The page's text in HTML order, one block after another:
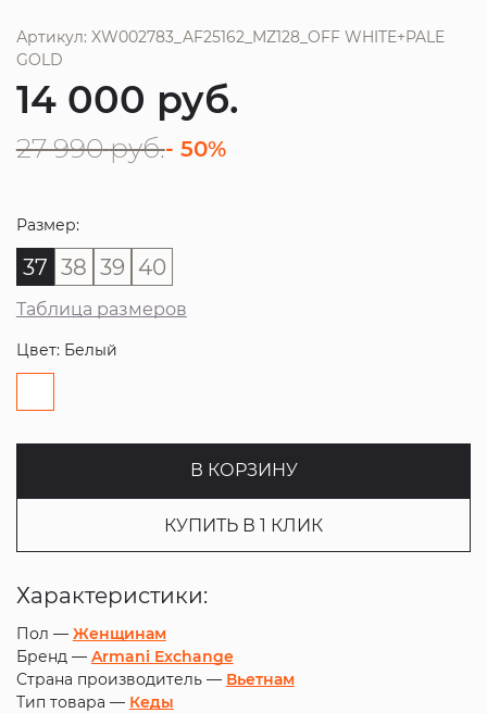
Артикул: XW002783_AF25162_MZ128_OFF WHITE+PALE
GOLD
14 000 руб.
27 990 руб.- 50%
Размер:
37 38 39 40
Таблица размеров
Цвет: Белый
В КОРЗИНУ
КУПИТЬ В 1 КЛИК
Характеристики:
Пол — Женщинам
Бренд — Armani Exchange
Страна производитель — Вьетнам
Тип товара — Кеды